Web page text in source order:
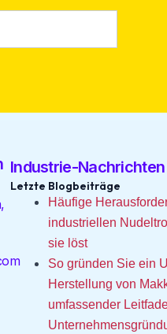
Industrie-Nachrichten
Letzte Blogbeiträge
Häufige
industriellen
sie löst
So gründen Sie ein
Herstellung von
umfassender